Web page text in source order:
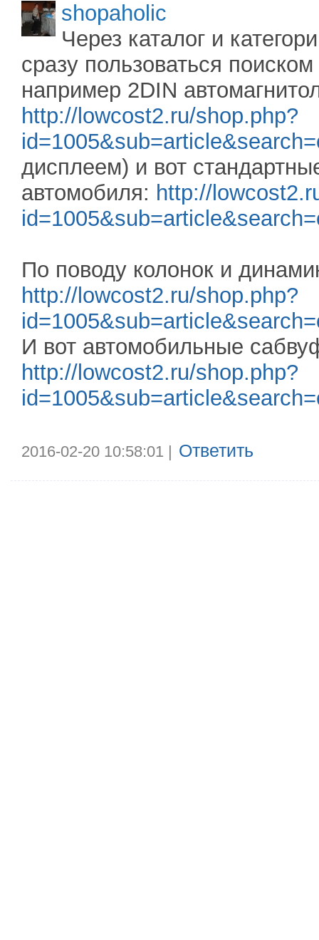
shopaholic
Через каталог и
сразу пользоваться
например 2DIN
http://lowcost2.ru/shop.php?
дисплеем) и вот
автомобиля: http://
По поводу колонок и
http://lowcost2.ru/shop.php?
И вот автомобильные
http://lowcost2.ru/shop.php?
2016-02-20 10:58:01 | Ответить